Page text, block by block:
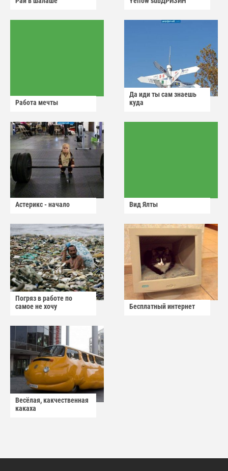
Работа мечты
Да иди ты сам знаешь
куда
Астерикс - начало Вид Ялты
Погряз в работе по
самое не хочу
Бесплатный интернет
Весёлая, какчественная
какаха